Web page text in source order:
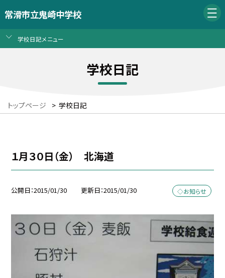
常滑市立鬼崎中学校
学校日記メニュー
学校日記
トップページ > 学校日記
１月３０日（金） 北海道
公開日 2015/01/30 更新日 2015/01/30 ◇お知らせ